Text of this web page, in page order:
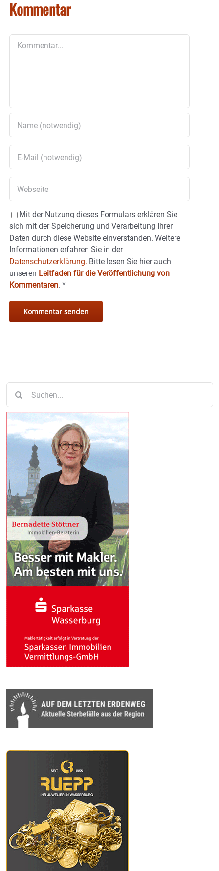
Kommentar
Mit der Nutzung dieses Formulars erklären Sie
sich mit der Speicherung und Verarbeitung Ihrer
Daten durch diese Website einverstanden. Weitere
Informationen erfahren Sie in der
Datenschutzerklärung. Bitte lesen Sie hier auch
unseren Leitfaden für die Veröffentlichung von
Kommentaren. *
nach: